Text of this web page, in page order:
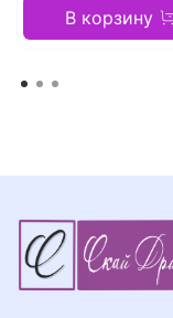
В корзину